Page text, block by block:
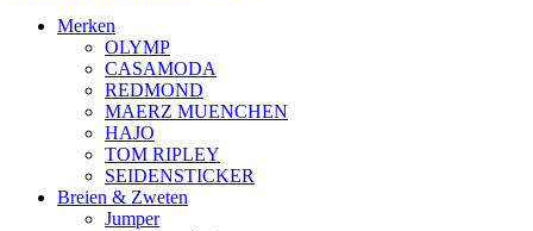
Merken
OLYMP
CASAMODA
REDMOND
MAERZ MUENCHEN
HAJO
TOM RIPLEY
SEIDENSTICKER
Breien & Zweten
Jumper